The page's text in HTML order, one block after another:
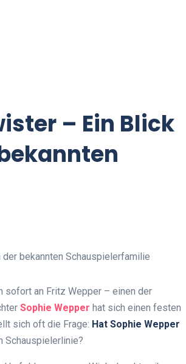
– Ein Blick
sofort an Fritz Wepper – einen der
Sophie Wepper hat sich einen festen
sich oft die Frage: Hat Sophie Wepper
Schauspielerlinie?